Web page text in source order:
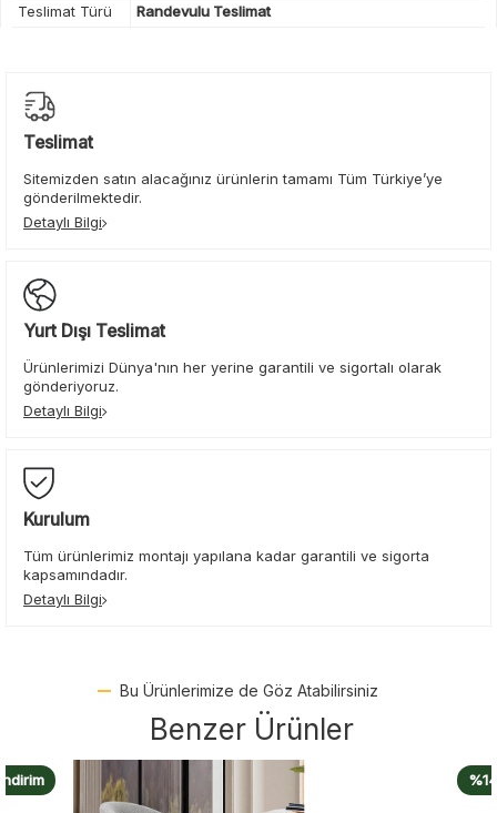
Teslimat Türü
Randevulu Teslimat
Teslimat
Sitemizden satın alacağınız ürünlerin tamamı Tüm Türkiye’ye
gönderilmektedir.
Detaylı Bilgi
Yurt Dışı Teslimat
Ürünlerimizi Dünya'nın her yerine garantili ve sigortalı olarak
gönderiyoruz.
Detaylı Bilgi
Kurulum
Tüm ürünlerimiz montajı yapılana kadar garantili ve sigorta
kapsamındadır.
Detaylı Bilgi
Bu Ürünlerimize de Göz Atabilirsiniz
Benzer Ürünler
%14 İndirim